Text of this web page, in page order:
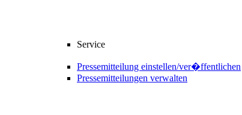
Service
Pressemitteilung einstellen/ver�ffentlichen
Pressemitteilungen verwalten